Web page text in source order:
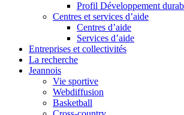
Profil Développement
Centres et services d’aide
Centres d’aide
Services d’aide
Entreprises et collectivités
La recherche
Jeannois
Vie sportive
Webdiffusion
Basketball